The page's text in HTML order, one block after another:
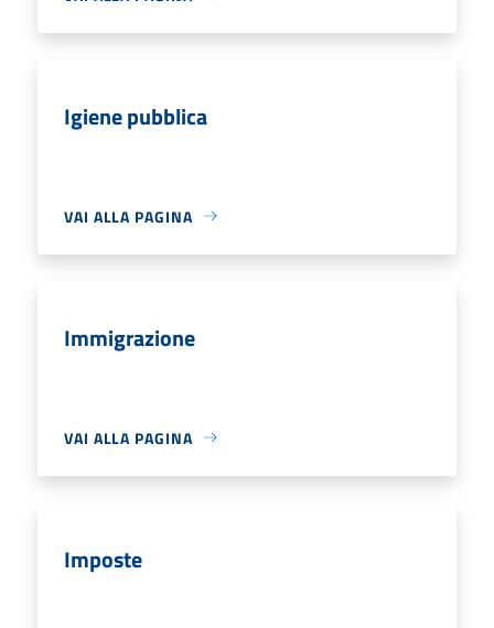
Igiene pubblica
VAI ALLA PAGINA
Immigrazione
VAI ALLA PAGINA
Imposte